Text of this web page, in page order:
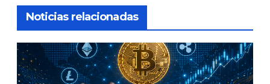
Noticias relacionadas